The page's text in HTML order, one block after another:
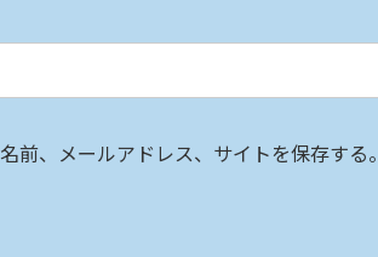
前、メールアドレス、サイトを保存する。